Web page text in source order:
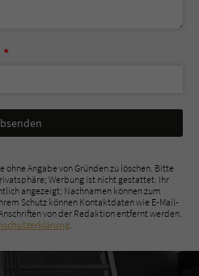
*
Angabe von Gründen zu löschen. Bitte
Werbung ist nicht gestattet. Ihr
angezeigt; Nachnamen können zum
Schutz können Kontaktdaten wie E-Mail-
von der Redaktion entfernt werden.
.